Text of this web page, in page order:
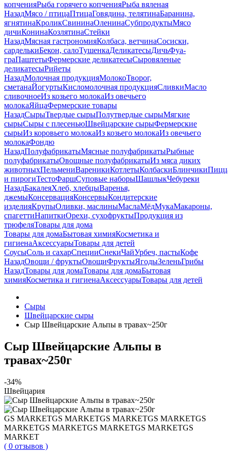
копченияРыба горячего копченияРыба вяленая
НазадМясо / птицаПтицаГовядина, телятинаБаранина,
ягнятинаКроликСвининаОленинаСубпродуктыМясо
дичиКонинаКозлятинаСтейки
НазадМясная гастрономияКолбаса, ветчинаСосиски,
сарделькиБекон, салоТушенкаДеликатесыДичьФуа-
граПаштетыФермерские деликатесыСыровяленые
деликатесыРийеты
НазадМолочная продукцияМолокоТворог,
сметанаЙогуртыКисломолочная продукцияСливкиМасло
сливочноеИз козьего молокаИз овечьего
молокаЯйцаФермерские товары
НазадСырыТвердые сырыПолутвердые сырыМягкие
сырыСыры c плесеньюШвейцарские сырыФермерские
сырыИз коровьего молокаИз козьего молокаИз овечьего
молокаФондю
НазадПолуфабрикатыМясные полуфабрикатыРыбные
полуфабрикатыОвощные полуфабрикатыИз мяса диких
животныхПельмениВареникиКотлетыКолбаскиБлинчики
и пирогиТестоФаршСуповые наборыШашлыкЧебуреки
НазадБакалеяХлеб, хлебцыВаренья,
джемыКонсервацияКонсервыКондитерские
изделияКрупыОливки, маслиныМаслаМёдМукаМакароны,
спагеттиНапиткиОрехи, сухофруктыПродукция из
трюфеляТовары для дома
Товары для домаБытовая химияКосметика и
гигиенаАксессуарыТовары для детей
СоусыСоль и сахарСпецииСнекиЧайУрбеч, пастыКофе
НазадОвощи / фруктыОвощиФруктыЯгодыЗеленьГрибы
НазадТовары для домаТовары для домаБытовая
химияКосметика и гигиенаАксессуарыТовары для детей
Сыры
Швейцарские сыры
Сыр Швейцарские Альпы в травах~250г
Сыр Швейцарские Альпы в
травах~250г
-34%
Швейцария
GS MARKETGS MARKETGS MARKETGS MARKETGS
MARKETGS MARKETGS MARKETGS MARKETGS
MARKET
( 0 отзывов )